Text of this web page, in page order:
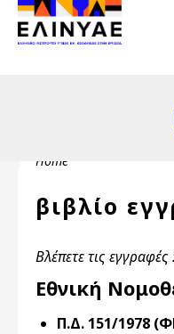
Skip to main content
Header Top 2
Header Top
Breadcrumb
Home
βιβλίο
Βλέπετε τις
Εθνική
Π.Δ. 151/1978